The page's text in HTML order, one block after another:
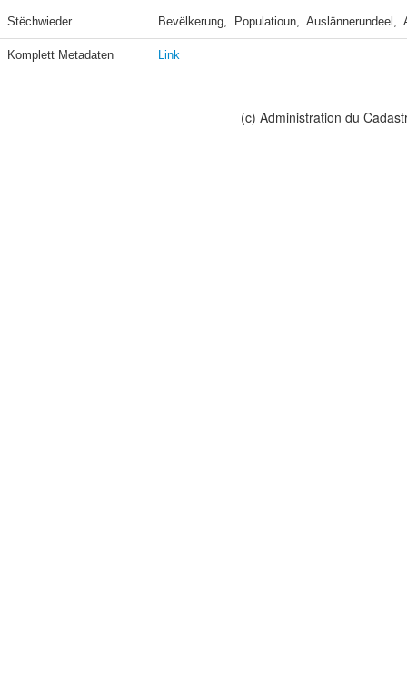
Stëchwieder Bevëlkerung,  Populatioun,  Auslännerundeel,
Komplett Metadaten Link
(c) Administration du